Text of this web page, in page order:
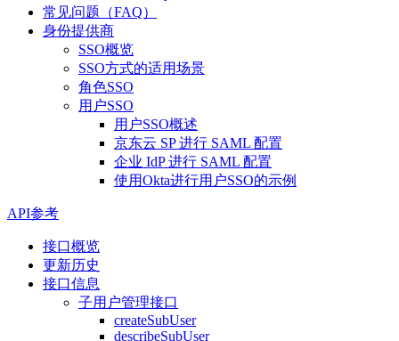
常见问题（FAQ）
身份提供商
SSO概览
SSO方式的适用场景
角色SSO
用户SSO
用户SSO概述
京东云 SP 进行 SAML 配置
企业 IdP 进行 SAML 配置
使用Okta进行用户SSO的示例
API参考
接口概览
更新历史
接口信息
子用户管理接口
createSubUser
describeSubUser